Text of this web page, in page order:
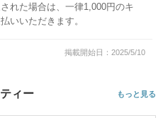
れた場合は、一律1,000円のキ
いいただきます。
掲載開始日：2025/5/10
ィー もっと見る